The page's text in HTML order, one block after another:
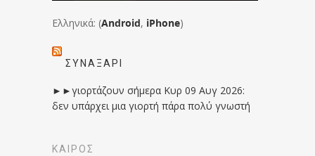
Ελληνικά: (Android, iPhone)
ΣΥΝΑΞΆΡΙ
►►γιορτάζουν σήμερα Κυρ 09 Αυγ 2026:
δεν υπάρχει μια γιορτή πάρα πολύ γνωστή
ΚΑΙΡΟΣ